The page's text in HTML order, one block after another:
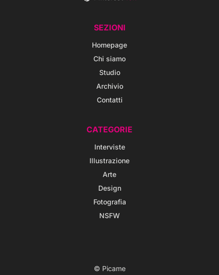
SEZIONI
Homepage
Chi siamo
Studio
Archivio
Contatti
CATEGORIE
Interviste
Illustrazione
Arte
Design
Fotografia
NSFW
© Picame